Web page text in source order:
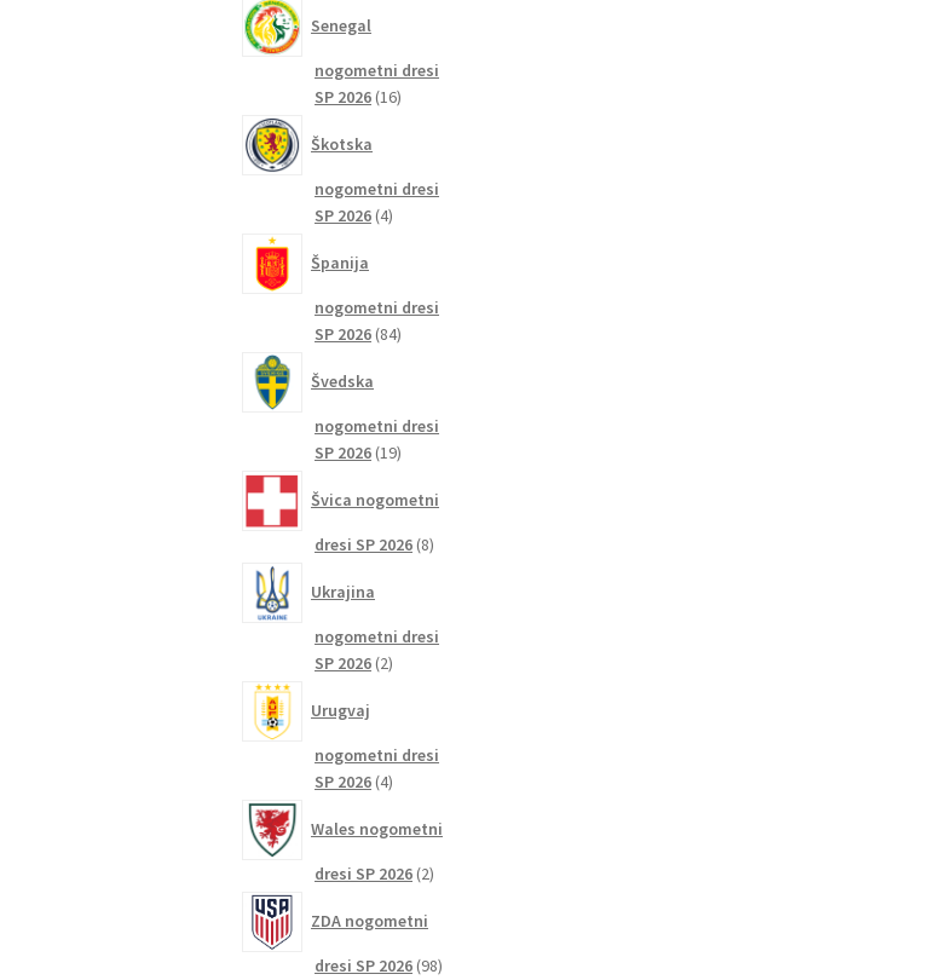
Senegal
nogometni dresi
SP 2026 1616
Škotska
nogometni dresi
SP 2026 44
Španija
nogometni dresi
SP 2026 8484
Švedska
nogometni dresi
SP 2026 1919
Švica nogometni
dresi SP 2026 88
Ukrajina
nogometni dresi
SP 2026 22
Urugvaj
nogometni dresi
SP 2026 44
Wales nogometni
dresi SP 2026 22
ZDA nogometni
dresi SP 2026 9898